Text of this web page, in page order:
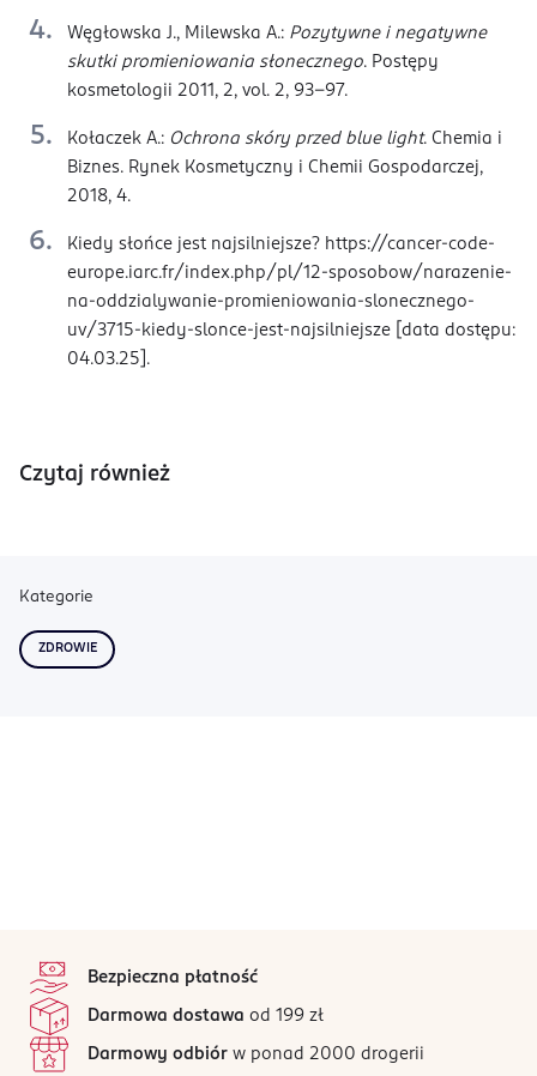
Węgłowska J., Milewska A.: Pozytywne i negatywne
skutki promieniowania słonecznego. Postępy
kosmetologii 2011, 2, vol. 2, 93-97.
Kołaczek A.: Ochrona skóry przed blue light. Chemia i
Biznes. Rynek Kosmetyczny i Chemii Gospodarczej,
2018, 4.
Kiedy słońce jest najsilniejsze? https://cancer-code-
europe.iarc.fr/index.php/pl/12-sposobow/narazenie-
na-oddzialywanie-promieniowania-slonecznego-
uv/3715-kiedy-slonce-jest-najsilniejsze [data dostępu:
04.03.25].
Czytaj również
Kategorie
ZDROWIE
Bezpieczna płatność
Darmowa dostawa od 199 zł
Darmowy odbiór w ponad 2000 drogerii